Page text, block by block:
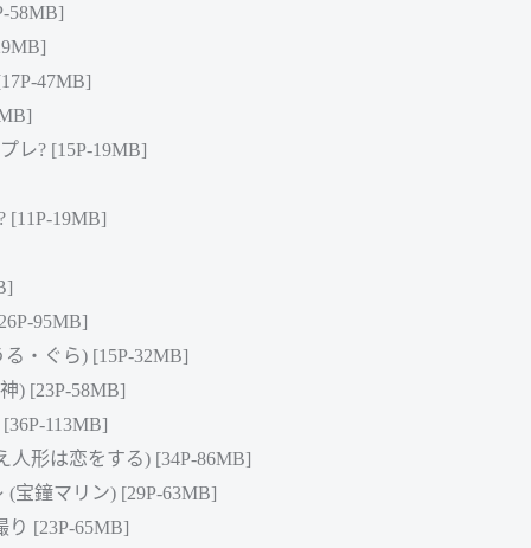
58MB]
47MB]
レ? [15P-19MB]
[11P-19MB]
95MB]
る・ぐら) [15P-32MB]
) [23P-58MB]
113MB]
人形は恋をする) [34P-86MB]
宝鐘マリン) [29P-63MB]
り [23P-65MB]